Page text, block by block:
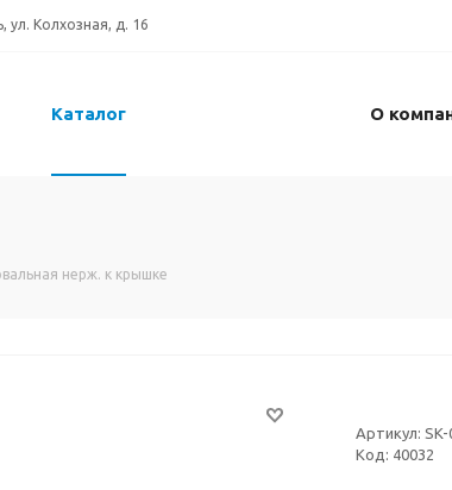
ул. Колхозная, д. 16
Каталог О
нерж. к крышке
Артикул: SK-
Код: 40032